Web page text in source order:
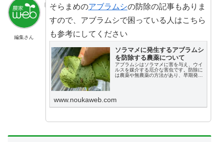
編集さん
そらまめのアブラムシの防除の記事もありま
すので、アブラムシで困っている人はこちら
も参考にしてください
ソラマメに発生するアブラムシ
を防除する農薬について
アブラムシはソラマメに害を与え、ウイ
ルスを媒介する厄介な害虫です。防除に
は農薬や無農薬の方法があり、早期発見
www.noukaweb.com